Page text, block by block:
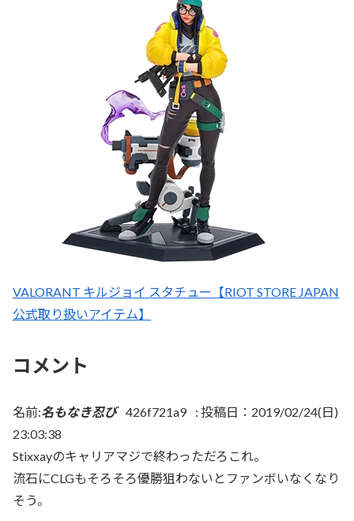
VALORANT キルジョイ スタチュー【RIOT STORE JAPAN
公式取り扱いアイテム】
コメント
名前:名もなき忍び 426f721a9 : 投稿日：2019/02/24(日)
23:03:38
Stixxayのキャリアマジで終わっただろこれ。
流石にCLGもそろそろ優勝狙わないとファンボいなくなり
そう。